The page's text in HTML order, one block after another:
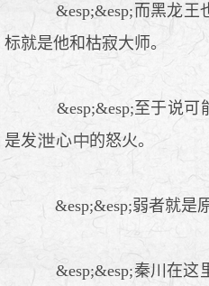
&esp;&esp;而黑龙王
标就是他和枯寂大师。
&esp;&esp;至于说可
是发
心 的怒火。
&esp;&esp;弱者就是原
&esp;&esp;秦川在这